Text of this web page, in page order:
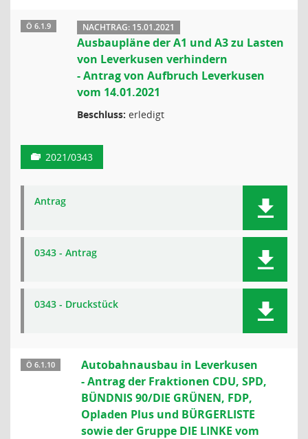
Ö 6.1.9 NACHTRAG: 15.01.2021
Ausbaupläne der A1 und A3 zu Lasten
von Leverkusen verhindern
- Antrag von Aufbruch Leverkusen
vom 14.01.2021
Beschluss: erledigt
2021/0343
Antrag
0343 - Antrag
0343 - Druckstück
Ö 6.1.10
Autobahnausbau in Leverkusen
- Antrag der Fraktionen CDU, SPD,
BÜNDNIS 90/DIE GRÜNEN, FDP,
Opladen Plus und BÜRGERLISTE
sowie der Gruppe DIE LINKE vom